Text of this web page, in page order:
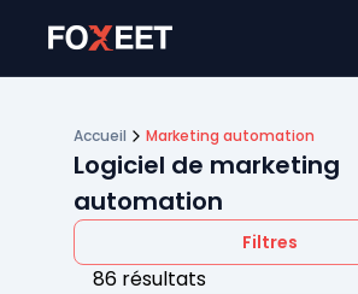
Accueil Marketing automation
Logiciel de marketing
automation
Filtres
86 résultats